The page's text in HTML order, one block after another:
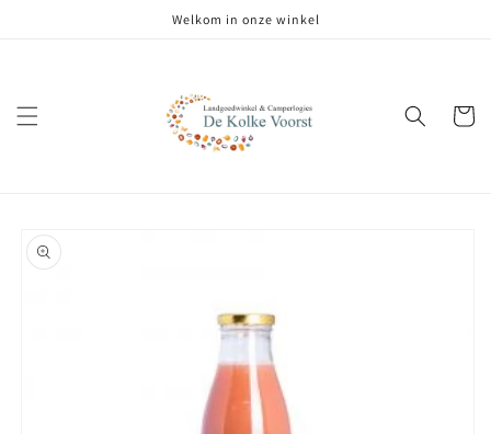
Welkom in onze winkel
direct naar